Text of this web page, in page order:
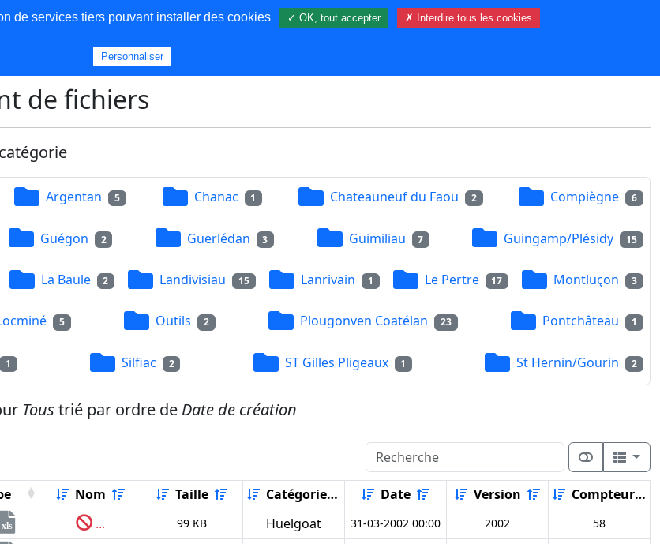
de fichiers
Argentan 5 Chanac 1 Chateauneuf du Faou 2 Compiègne 6
Guégon 2 Guerlédan 3 Guimiliau 7 Guingamp/Plésidy 15
La Baule 2 Landivisiau 15 Lanrivain 1 Le Pertre 17 Montluçon 3
5 Outils 2 Plougonven Coatélan 23 Pontchâteau 1
1 Silfiac 2 ST Gilles Pligeaux 1 St Hernin/Gourin 2
Tous trié par ordre de Date de création
Nom Taille Catégorie Date Version
Compteur
xls ... 99 KB Huelgoat 31-03-2002 00:00 2002 58
de services tiers pouvant installer des cookies ✓ OK, tout accepter ✗ Interdire tous les cookies
Personnaliser